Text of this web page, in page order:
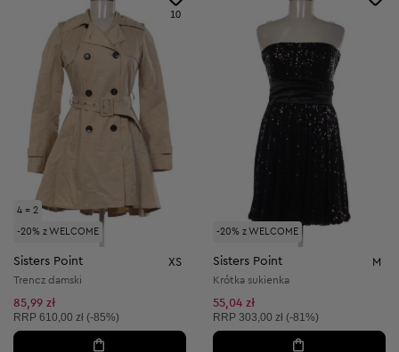
4 = 2
-20% z WELCOME
10
Sisters Point XS
Trencz damski
85,99 zł
Cena sugerowana:
RRP 610,00 zł (-85%)
-20% z WELCOME
Sisters Point M
Krótka sukienka
55,04 zł
Cena sugerowana:
RRP 303,00 zł (-81%)